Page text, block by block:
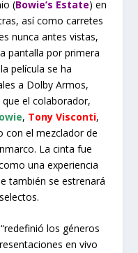
(Bowie’s Estate) en
así como carretes
nunca antes vistas,
pantalla por primera
película se ha
a Dolby Armos,
que el colaborador,
, Tony Visconti,
con el mezclador de
La cinta fue
una experiencia
también se estrenará
los géneros
en vivo